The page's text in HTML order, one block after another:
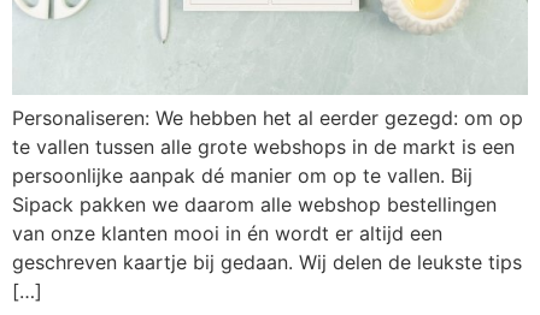
Personaliseren: We hebben het al eerder gezegd: om op
te vallen tussen alle grote webshops in de markt is een
persoonlijke aanpak dé manier om op te vallen. Bij
Sipack pakken we daarom alle webshop bestellingen
van onze klanten mooi in én wordt er altijd een
geschreven kaartje bij gedaan. Wij delen de leukste tips
[…]